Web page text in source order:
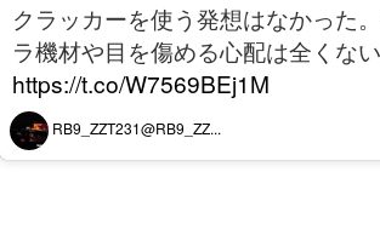
クラッカーを使う発想はなかった
ラ機材や目を傷める心配は全くない
https://t.co/W7569BEj1M
RB9_ZZT231@RB9_ZZ...